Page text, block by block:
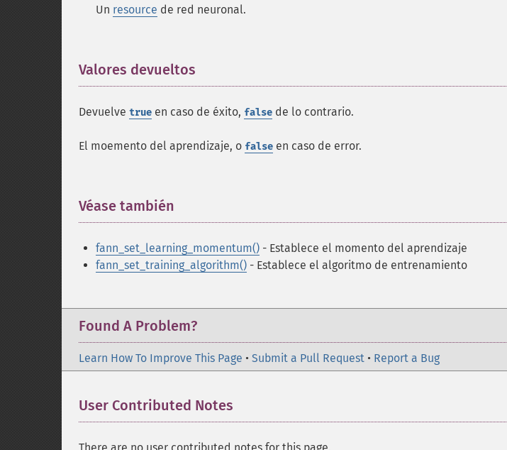
Un resource de red neuronal.
Valores devueltos
Devuelve true en caso de éxito, false de lo contrario.
El moemento del aprendizaje, o false en caso de error.
Véase también
fann_set_learning_momentum() - Establece el momento del aprendizaje
fann_set_training_algorithm() - Establece el algoritmo de entrenamiento
Found A Problem?
Learn How To Improve This Page • Submit a Pull Request • Report a Bug
User Contributed Notes